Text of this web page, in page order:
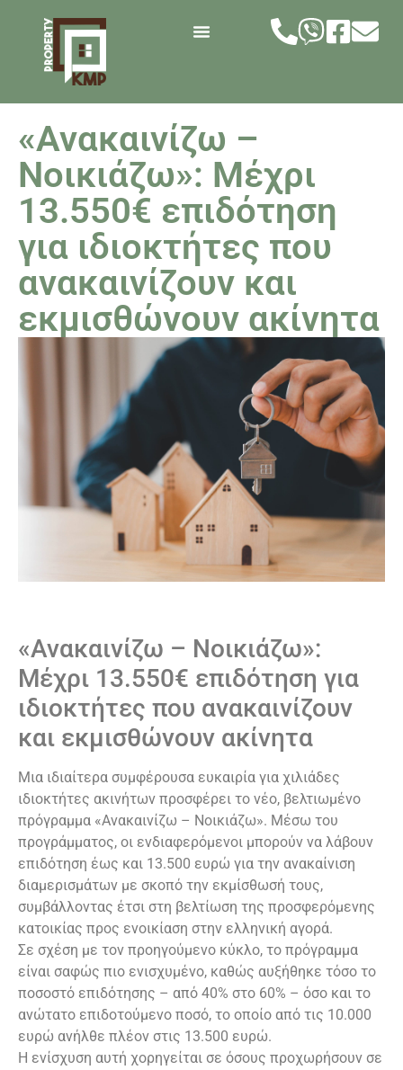
«Ανακαινίζω –
Νοικιάζω»: Μέχρι
13.550€ επιδότηση
για ιδιοκτήτες που
ανακαινίζουν και
εκμισθώνουν ακίνητα
«Ανακαινίζω – Νοικιάζω»:
Μέχρι 13.550€ επιδότηση για
ιδιοκτήτες που ανακαινίζουν
και εκμισθώνουν ακίνητα
Μια ιδιαίτερα συμφέρουσα ευκαιρία για χιλιάδες
ιδιοκτήτες ακινήτων προσφέρει το νέο, βελτιωμένο
πρόγραμμα «Ανακαινίζω – Νοικιάζω». Μέσω του
προγράμματος, οι ενδιαφερόμενοι μπορούν να λάβουν
επιδότηση έως και 13.500 ευρώ για την ανακαίνιση
διαμερισμάτων με σκοπό την εκμίσθωσή τους,
συμβάλλοντας έτσι στη βελτίωση της προσφερόμενης
κατοικίας προς ενοικίαση στην ελληνική αγορά.
Σε σχέση με τον προηγούμενο κύκλο, το πρόγραμμα
είναι σαφώς πιο ενισχυμένο, καθώς αυξήθηκε τόσο το
ποσοστό επιδότησης – από 40% στο 60% – όσο και το
ανώτατο επιδοτούμενο ποσό, το οποίο από τις 10.000
ευρώ ανήλθε πλέον στις 13.500 ευρώ.
Η ενίσχυση αυτή χορηγείται σε όσους προχωρήσουν σε